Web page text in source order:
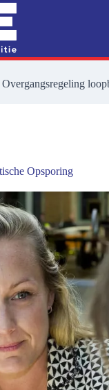
Overgangsregeling
Opsporing